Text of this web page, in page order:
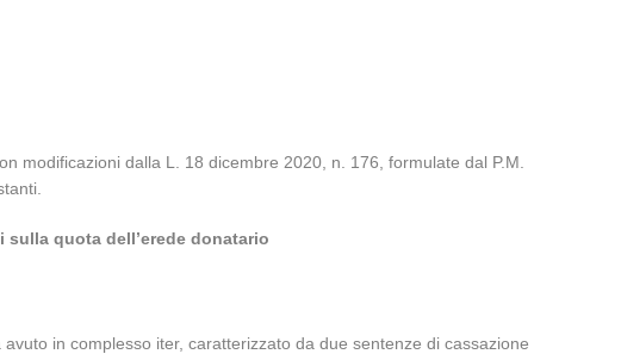
modificazioni dalla L. 18 dicembre 2020, n. 176, formulate dal P.M.
sulla quota dell’erede donatario
in complesso iter, caratterizzato da due sentenze di cassazione